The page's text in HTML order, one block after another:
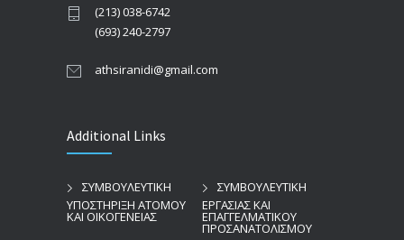
(213) 038-6742
(693) 240-2797
athsiranidi@gmail.com
Additional Links
ΣΥΜΒΟΥΛΕΥΤΙΚΗ
ΥΠΟΣΤΗΡΙΞΗ ΑΤΟΜΟΥ
ΚΑΙ ΟΙΚΟΓΕΝΕΙΑΣ
ΣΥΜΒΟΥΛΕΥΤΙΚΗ
ΕΡΓΑΣΙΑΣ ΚΑΙ
ΕΠΑΓΓΕΛΜΑΤΙΚΟΥ
ΠΡΟΣΑΝΑΤΟΛΙΣΜΟΥ